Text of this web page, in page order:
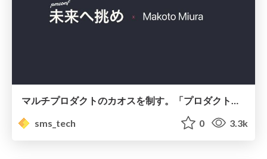
sms_tech
0 3.3k